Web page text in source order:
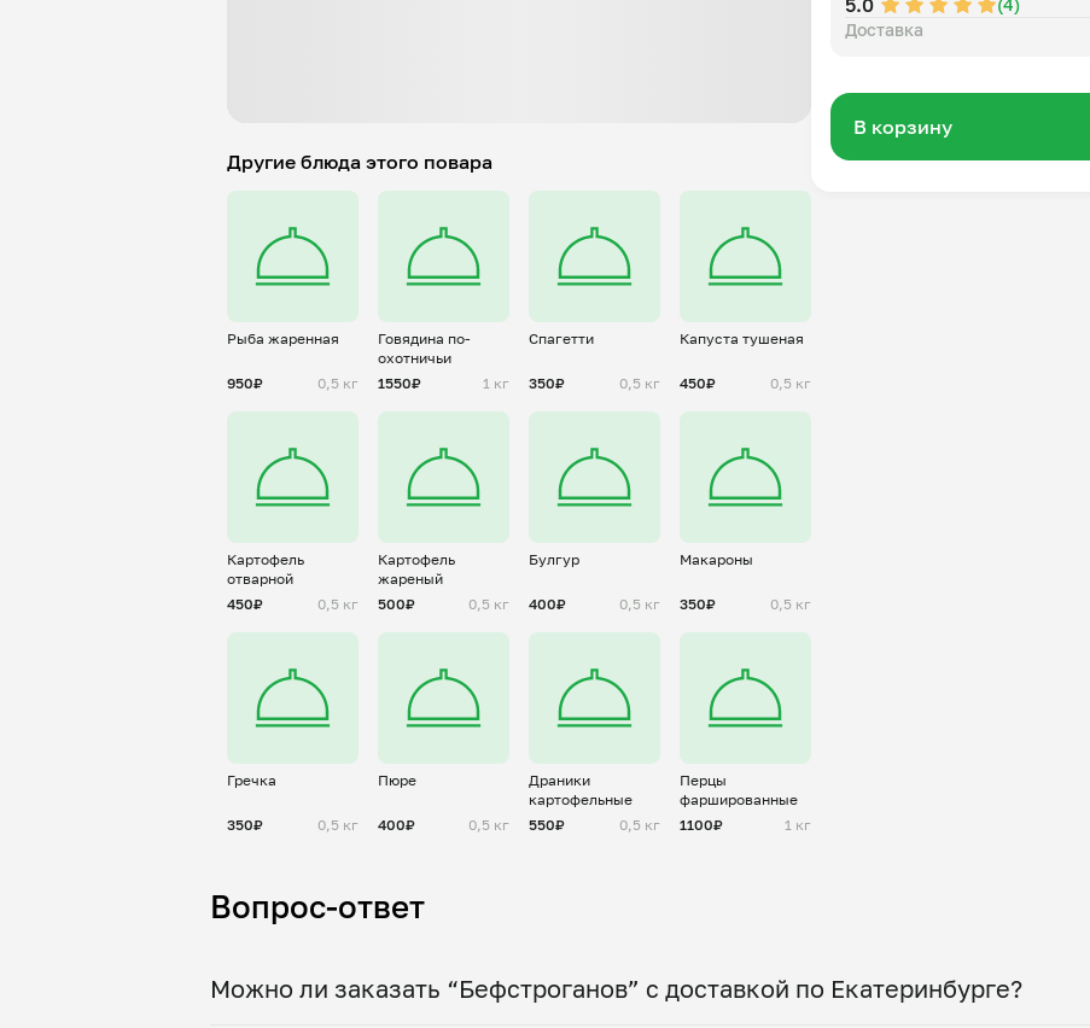
Другие блюда этого повара
Рыба жаренная
950₽ 0,5 кг
Говядина по-
охотничьи
1550₽
1 кг
Спагетти
350₽ 0,5 кг
Капуста тушеная
450₽ 0,5 кг
Картофель
отварной
450₽
0,5 кг
Картофель
жареный
500₽
0,5 кг
Булгур
400₽ 0,5 кг
Макароны
350₽ 0,5 кг
Гречка
350₽ 0,5 кг
Пюре
400₽ 0,5 кг
Драники
картофельные
550₽
0,5 кг
Перцы
фаршированные
1100₽
1 кг
Доставка
В корзину
Вопрос-ответ
Можно ли заказать “Бефстроганов” с доставкой по Екатеринбурге?